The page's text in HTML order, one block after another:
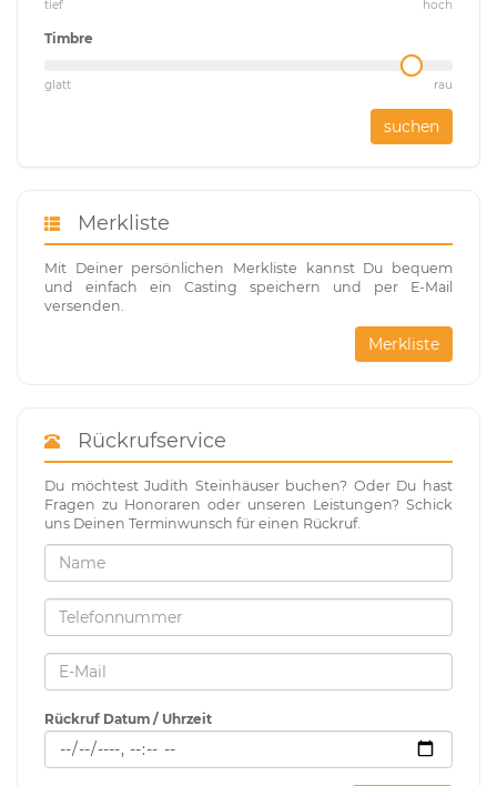
tief hoch
Timbre
glatt rau
suchen
Merkliste
Mit Deiner persönlichen Merkliste kannst Du bequem
und einfach ein Casting speichern und per E-Mail
versenden.
Merkliste
Rückrufservice
Du möchtest Judith Steinhäuser buchen? Oder Du hast
Fragen zu Honoraren oder unseren Leistungen? Schick
uns Deinen Terminwunsch für einen Rückruf.
Rückruf Datum / Uhrzeit